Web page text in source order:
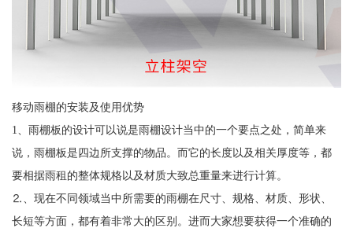
移动雨棚的安装及使用优势
1、雨棚板的设计可以说是雨棚设计当中的一个要点之处，简单来
说，雨棚板是四边所支撑的物品。而它的长度以及相关厚度等，都
要相据雨租的整体规格以及材质大致总重量来进行计算。
⒉、现在不同领域当中所需要的雨棚在尺寸、规格、材质、形状、
长短等方面，都有着非常大的区别。进而大家想要获得一个准确的